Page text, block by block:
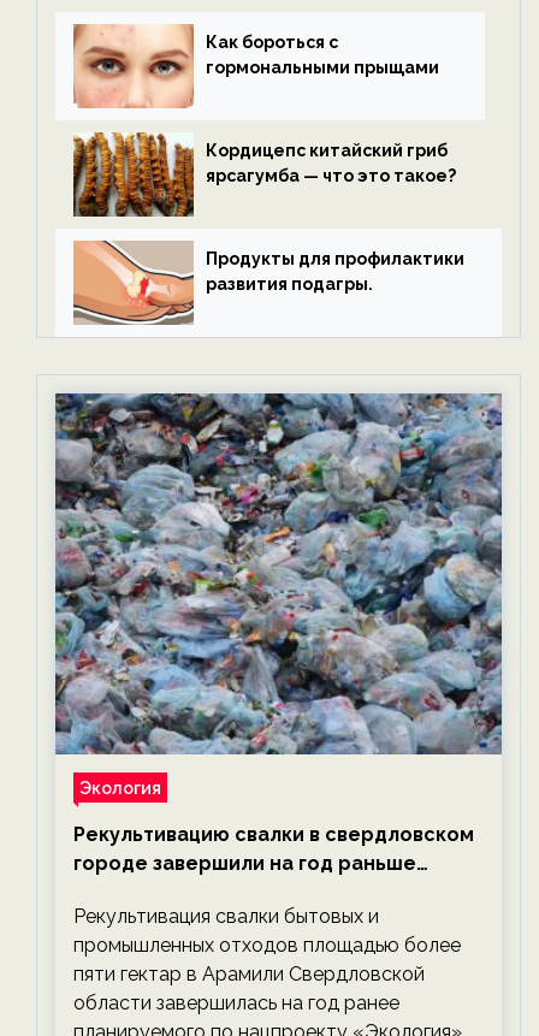
Как бороться с
гормональными прыщами
Кордицепс китайский гриб
ярсагумба — что это такое?
Продукты для профилактики
развития подагры.
Экология
Рекультивацию свалки в свердловском
городе завершили на год раньше
экологии на ECOportal
Рекультивация свалки бытовых и
промышленных отходов площадью более
пяти гектар в Арамили Свердловской
области завершилась на год ранее